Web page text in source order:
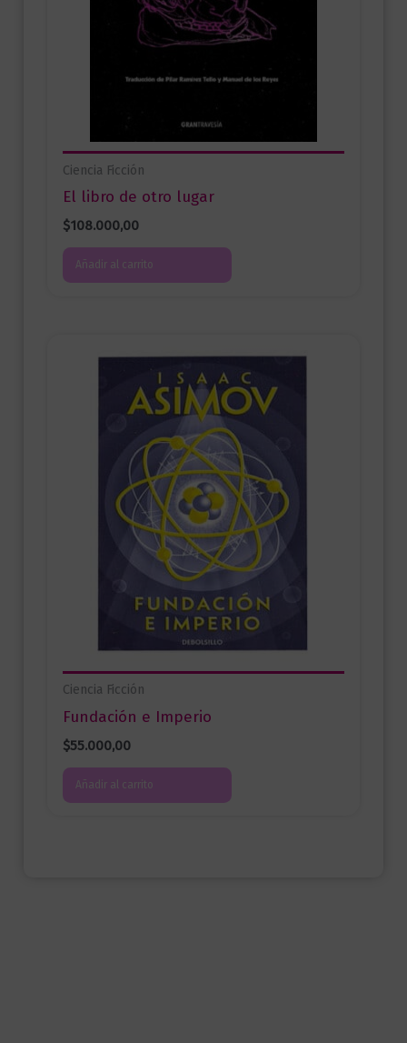
Ciencia Ficción
El libro de otro lugar
$108.000,00
Añadir al carrito
Ciencia Ficción
Fundación e Imperio
$55.000,00
Añadir al carrito